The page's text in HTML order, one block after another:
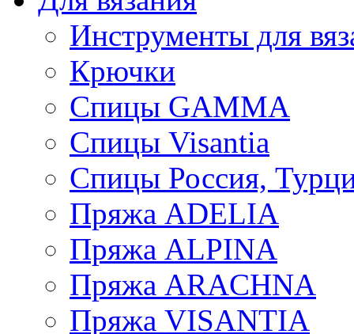
Инструменты для
Крючки
Спицы GAMMA
Спицы Visantia
Спицы Россия,
Пряжа ADELIA
Пряжа ALPINA
Пряжа ARACHNA
Пряжа VISANTIA